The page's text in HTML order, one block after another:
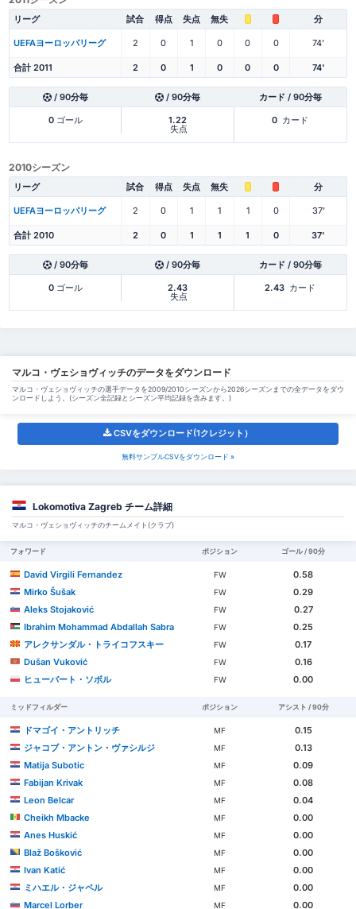
リーグ 試合 得点 失点 無失 分
UEFAヨーロッパリーグ 2 0 1 0 0 0 74'
合計 2011 2 0 1 0 0 0 74'
/ 90分毎 / 90分毎 カード / 90分毎
0ゴール 1.22
失点
0 カード
2010シーズン
リーグ 試合 得点 失点 無失 分
UEFAヨーロッパリーグ 2 0 1 1 1 0 37'
合計 2010 2 0 1 1 1 0 37'
/ 90分毎 / 90分毎 カード / 90分毎
0ゴール 2.43
失点
2.43 カード
マルコ・ヴェショヴィッチのデータをダウンロード
マルコ・ヴェショヴィッチの選手データを2009/2010シーズンから2026シーズンまでの全データをダウ
ンロードしよう。(シーズン全記録とシーズン平均記録を含みます。)
CSVをダウンロード(1クレジット）
無料サンプルCSVをダウンロード »
Lokomotiva Zagreb チーム詳細
マルコ・ヴェショヴィッチのチームメイト(クラブ)
フォワード ポジション ゴール / 90分
David Virgili Fernandez FW
0.58
Mirko Šušak
FW
0.29
Aleks Stojaković
FW
0.27
Ibrahim Mohammad Abdallah Sabra
FW
0.25
アレクサンダル・トライコフスキー
FW
0.17
Dušan Vuković
FW
0.16
ヒューバート・ソボル
FW 0.00
ミッドフィルダー ポジション アシスト / 90分
ドマゴイ・アントリッチ MF
0.15
ジャコブ・アントン・ヴァシルジ
MF
0.13
Matija Subotic
MF
0.09
Fabijan Krivak
MF
0.08
Leon Belcar
MF
0.04
Cheikh Mbacke
MF
0.00
Anes Huskić
MF
0.00
Blaž Bošković
MF
0.00
Ivan Katić
MF
0.00
ミハエル・ジャペル
MF
0.00
Marcel Lorber
MF 0.00